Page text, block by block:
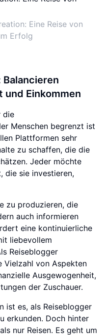
Eine Reise von
Erfolg
Balancieren
Einkommen
die
Menschen begrenzt ist
Plattformen sehr
zu schaffen, die die
Jeder möchte
die sie investieren,
zu produzieren, die
auch informieren
eine kontinuierliche
liebevollem
Reiseblogger
Vielzahl von Aspekten
Ausgewogenheit,
der Zuschauer.
ist es, als Reiseblogger
erkunden. Doch hinter
nur Reisen. Es geht um